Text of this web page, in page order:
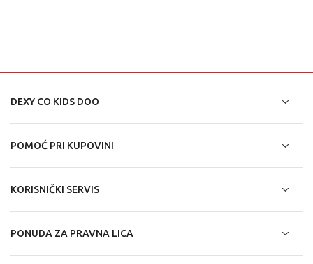
DEXY CO KIDS DOO
POMOĆ PRI KUPOVINI
KORISNIČKI SERVIS
PONUDA ZA PRAVNA LICA